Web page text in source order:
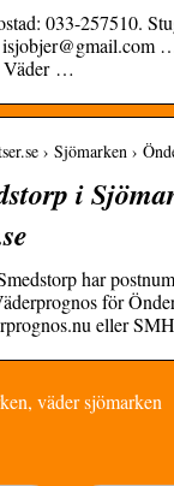
033-257510.
Väder …
› Sjömarken ›
i
har
för
eller
väder sjömarken